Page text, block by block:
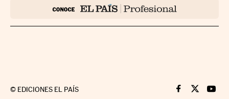
© EDICIONES EL PAÍS Cinco Días en
Cinco Días
Cinco